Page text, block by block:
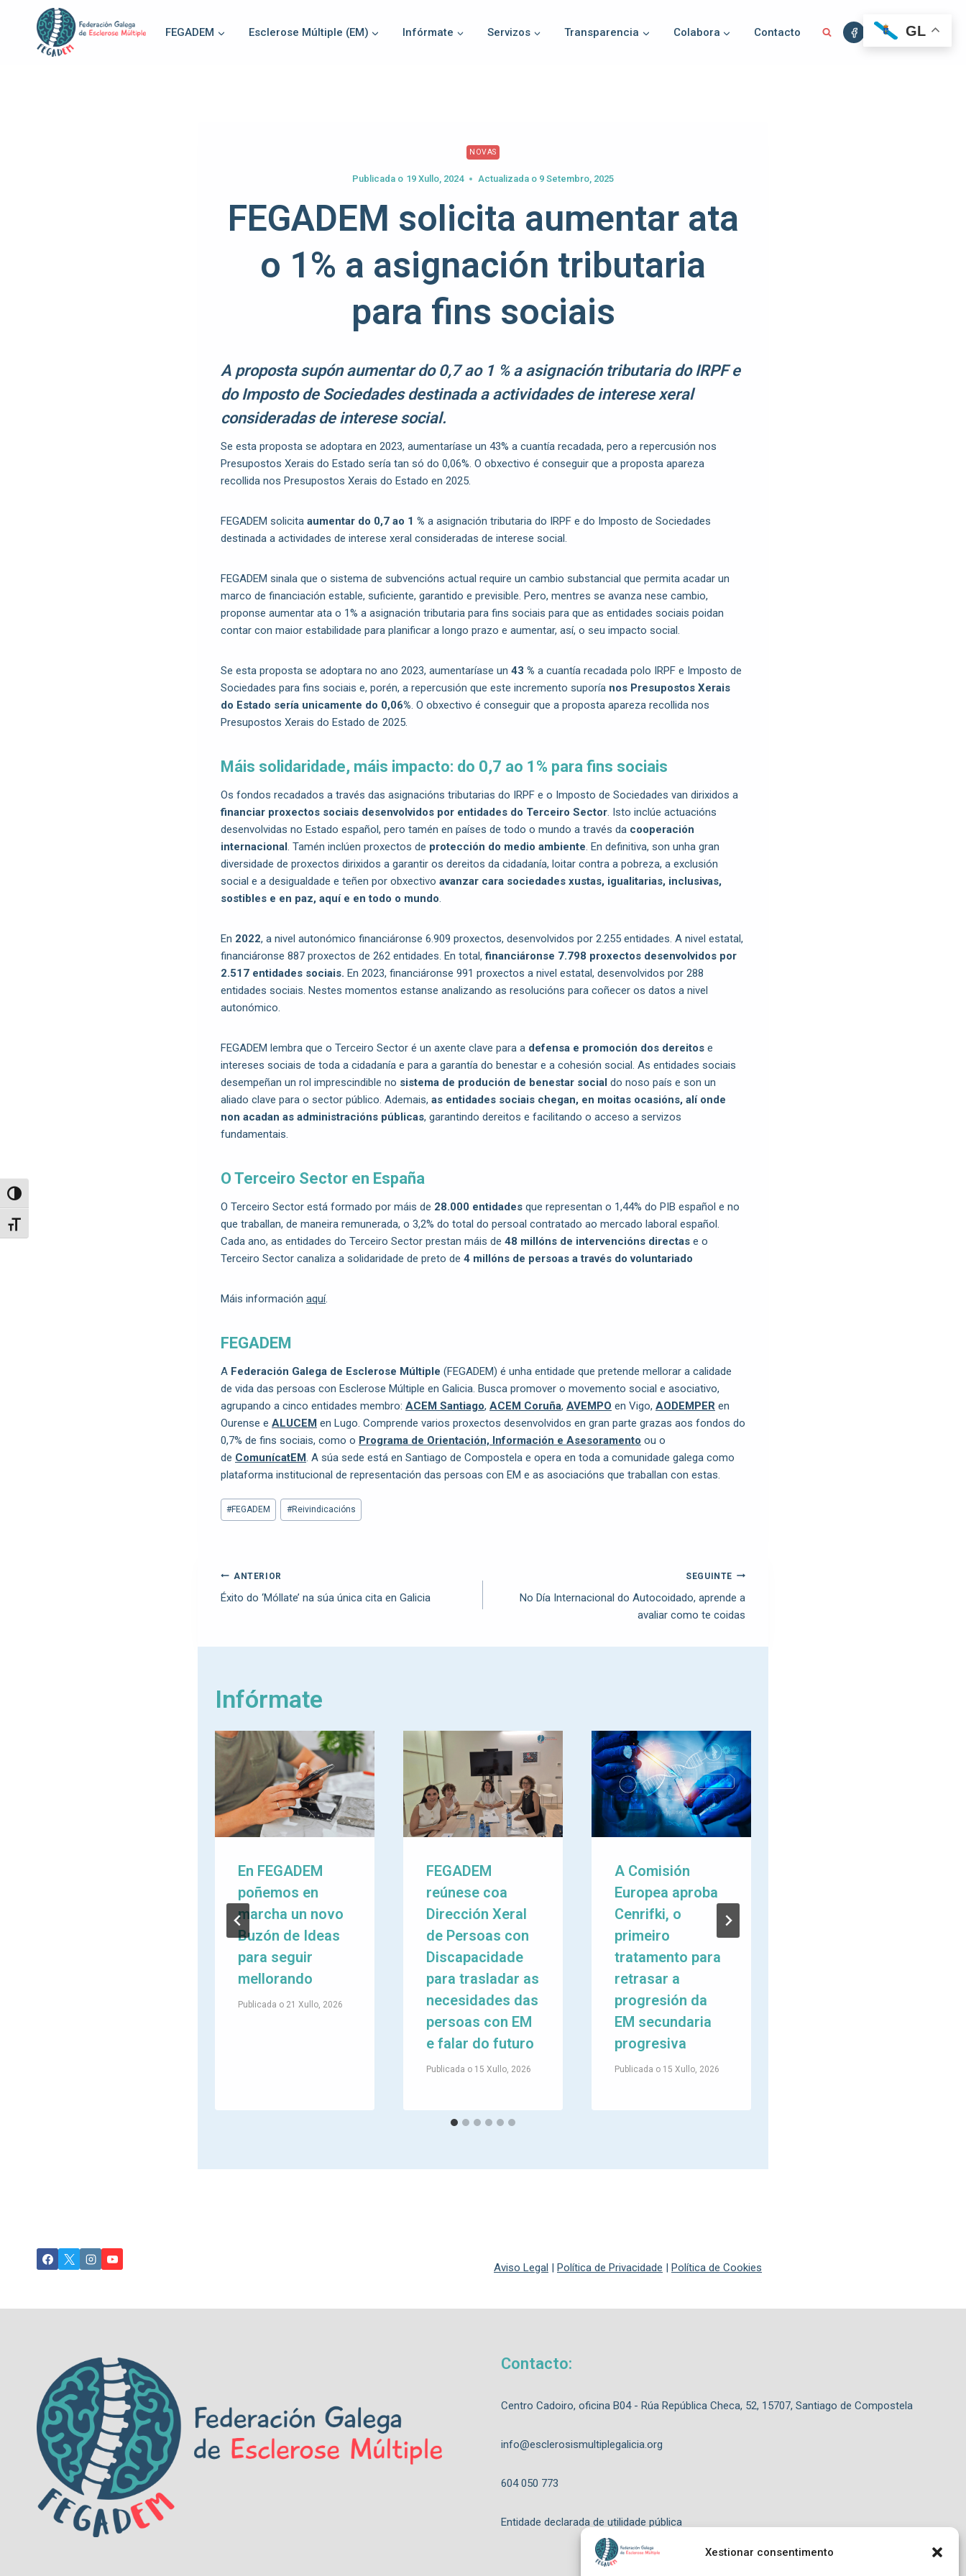
Xestionar consentimento
Toggle High Contrast
Toggle Font size
FEGADEM Esclerose Múltiple (EM) Infórmate Servizos Transparencia Colabora Contacto
NOVAS
Publicada o 19 Xullo, 2024 Actualizada o 9 Setembro, 2025
FEGADEM solicita aumentar ata
o 1% a asignación tributaria
para fins sociais
A proposta supón aumentar do 0,7 ao 1 % a asignación tributaria do IRPF e
do Imposto de Sociedades destinada a actividades de interese xeral
consideradas de interese social.
Se esta proposta se adoptara en 2023, aumentaríase un 43% a cuantía recadada, pero a repercusión nos
Presupostos Xerais do Estado sería tan só do 0,06%. O obxectivo é conseguir que a proposta apareza
recollida nos Presupostos Xerais do Estado en 2025.
FEGADEM solicita aumentar do 0,7 ao 1 % a asignación tributaria do IRPF e do Imposto de Sociedades
destinada a actividades de interese xeral consideradas de interese social.
FEGADEM sinala que o sistema de subvencións actual require un cambio substancial que permita acadar un
marco de financiación estable, suficiente, garantido e previsible. Pero, mentres se avanza nese cambio,
proponse aumentar ata o 1% a asignación tributaria para fins sociais para que as entidades sociais poidan
contar con maior estabilidade para planificar a longo prazo e aumentar, así, o seu impacto social.
Se esta proposta se adoptara no ano 2023, aumentaríase un 43 % a cuantía recadada polo IRPF e Imposto de
Sociedades para fins sociais e, porén, a repercusión que este incremento suporía nos Presupostos Xerais
do Estado sería unicamente do 0,06%. O obxectivo é conseguir que a proposta apareza recollida nos
Presupostos Xerais do Estado de 2025.
Máis solidaridade, máis impacto: do 0,7 ao 1% para fins sociais
Os fondos recadados a través das asignacións tributarias do IRPF e o Imposto de Sociedades van dirixidos a
financiar proxectos sociais desenvolvidos por entidades do Terceiro Sector. Isto inclúe actuacións
desenvolvidas no Estado español, pero tamén en países de todo o mundo a través da cooperación
internacional. Tamén inclúen proxectos de protección do medio ambiente. En definitiva, son unha gran
diversidade de proxectos dirixidos a garantir os dereitos da cidadanía, loitar contra a pobreza, a exclusión
social e a desigualdade e teñen por obxectivo avanzar cara sociedades xustas, igualitarias, inclusivas,
sostibles e en paz, aquí e en todo o mundo.
En 2022, a nivel autonómico financiáronse 6.909 proxectos, desenvolvidos por 2.255 entidades. A nivel estatal,
financiáronse 887 proxectos de 262 entidades. En total,financiáronse 7.798 proxectos desenvolvidos por
2.517 entidades sociais. En 2023, financiáronse 991 proxectos a nivel estatal, desenvolvidos por 288
entidades sociais. Nestes momentos estanse analizando as resolucións para coñecer os datos a nivel
autonómico.
FEGADEM lembra que o Terceiro Sector é un axente clave para a defensa e promoción dos dereitos e
intereses sociais de toda a cidadanía e para a garantía do benestar e a cohesión social. As entidades sociais
desempeñan un rol imprescindible no sistema de produción de benestar social do noso país e son un
aliado clave para o sector público. Ademais, as entidades sociais chegan, en moitas ocasións, alí onde
non acadan as administracións públicas, garantindo dereitos e facilitando o acceso a servizos
fundamentais.
O Terceiro Sector en España
O Terceiro Sector está formado por máis de 28.000 entidades que representan o 1,44% do PIB español e no
que traballan, de maneira remunerada, o 3,2% do total do persoal contratado ao mercado laboral español.
Cada ano, as entidades do Terceiro Sector prestan máis de 48 millóns de intervencións directas e o
Terceiro Sector canaliza a solidaridade de preto de 4 millóns de persoas a través do voluntariado
Máis información aquí.
FEGADEM
A Federación Galega de Esclerose Múltiple (FEGADEM) é unha entidade que pretende mellorar a calidade
de vida das persoas con Esclerose Múltiple en Galicia. Busca promover o movemento social e asociativo,
agrupando a cinco entidades membro: ACEM Santiago, ACEM Coruña, AVEMPO en Vigo, AODEMPER en
Ourense e ALUCEM en Lugo. Comprende varios proxectos desenvolvidos en gran parte grazas aos fondos do
0,7% de fins sociais, como o Programa de Orientación, Información e Asesoramento ou o
de ComunícatEM. A súa sede está en Santiago de Compostela e opera en toda a comunidade galega como
plataforma institucional de representación das persoas con EM e as asociacións que traballan con estas.
#FEGADEM #Reivindicacións
ANTERIOR
Éxito do ‘Móllate’ na súa única cita en Galicia
SEGUINTE
No Día Internacional do Autocoidado, aprende a
avaliar como te coidas
Infórmate
En FEGADEM
poñemos en
marcha un novo
Buzón de Ideas
para seguir
mellorando
Publicada o 21 Xullo, 2026
FEGADEM
reúnese coa
Dirección Xeral
de Persoas con
Discapacidade
para trasladar as
necesidades das
persoas con EM
e falar do futuro
Publicada o 15 Xullo, 2026
A Comisión
Europea aproba
Cenrifki, o
primeiro
tratamento para
retrasar a
progresión da
EM secundaria
progresiva
Publicada o 15 Xullo, 2026
Aviso Legal | Política de Privacidade | Política de Cookies
Contacto:
Centro Cadoiro, oficina B04 - Rúa República Checa, 52, 15707, Santiago de Compostela
info@esclerosismultiplegalicia.org
604 050 773
Entidade declarada de utilidade pública
GL